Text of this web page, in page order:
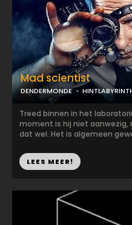
Mad scientist
DENDERMONDE
Treed binnen in het
moment is hij niet aanwezig,
dat wel. Het is algemeen
LEES MEER!